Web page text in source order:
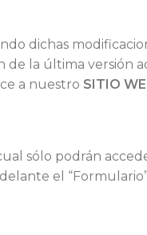
dichas
de la última versión
a nuestro SITIO
sólo podrán
el